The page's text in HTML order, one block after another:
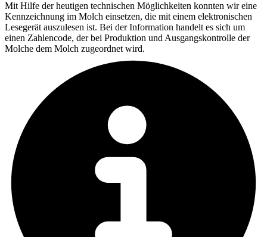
Mit Hilfe der heutigen technischen Möglichkeiten konnten wir eine
Kennzeichnung im Molch einsetzen, die mit einem elektronischen
Lesegerät auszulesen ist. Bei der Information handelt es sich um
einen Zahlencode, der bei Produktion und Ausgangskontrolle der
Molche dem Molch zugeordnet wird.